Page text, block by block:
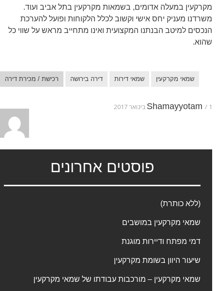
מקרקעין במעלה אדומים, בשמאות מקרקעין בתל אביב ועוד.
משרדנו מעניק יחס אישי וקשוב לכלל הלקוחות ופועל להערכת
הנכסים למיטב הבנתנו המקצועית ואינו מתחייב מראש על שווי כל
שהוא.
רכישת / מכירת דירה דירה בירושה שמאי דירות שמאי מקרקעין
Shamayyotam 1 בינואר 2017
פוסטים אחרונים
(ללא כותרת)
שמאי מקרקעין במושבים
דמי מפתח ודיירות מוגנת
שיעור היוון בשומת מקרקעין
שמאי מקרקעין – מורכבות עבודתו של שמאי מקרקעין